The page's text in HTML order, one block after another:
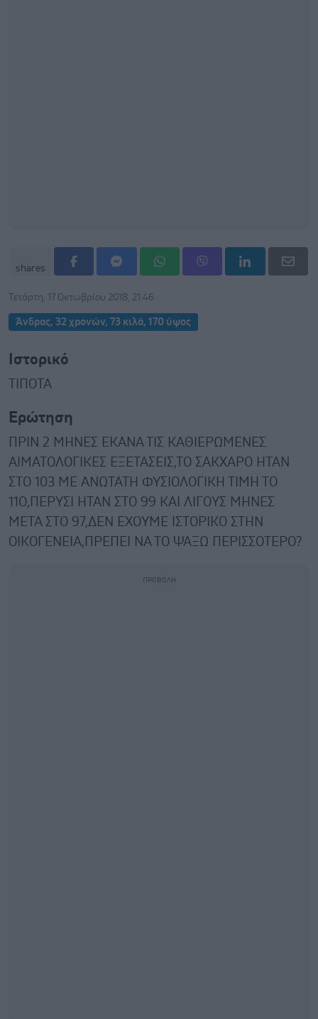
shares
Τετάρτη, 17 Οκτωβρίου 2018, 21:46
Άνδρας, 32 χρονών, 73 κιλά, 170 ύψος
Ιστορικό
ΤΙΠΟΤΑ
Ερώτηση
ΠΡΙΝ 2 ΜΗΝΕΣ ΕΚΑΝΑ ΤΙΣ ΚΑΘΙΕΡΩΜΕΝΕΣ
ΑΙΜΑΤΟΛΟΓΙΚΕΣ ΕΞΕΤΑΣΕΙΣ,ΤΟ ΣΑΚΧΑΡΟ ΗΤΑΝ
ΣΤΟ 103 ΜΕ ΑΝΩΤΑΤΗ ΦΥΣΙΟΛΟΓΙΚΗ ΤΙΜΗ ΤΟ
11Ο,ΠΕΡΥΣΙ ΗΤΑΝ ΣΤΟ 99 ΚΑΙ ΛΙΓΟΥΣ ΜΗΝΕΣ
ΜΕΤΑ ΣΤΟ 97,ΔΕΝ ΕΧΟΥΜΕ ΙΣΤΟΡΙΚΟ ΣΤΗΝ
ΟΙΚΟΓΕΝΕΙΑ,ΠΡΕΠΕΙ ΝΑ ΤΟ ΨΑΞΩ ΠΕΡΙΣΣΟΤΕΡΟ?